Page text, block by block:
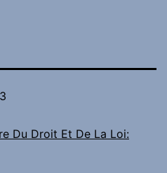
Du Droit Et De La Loi: